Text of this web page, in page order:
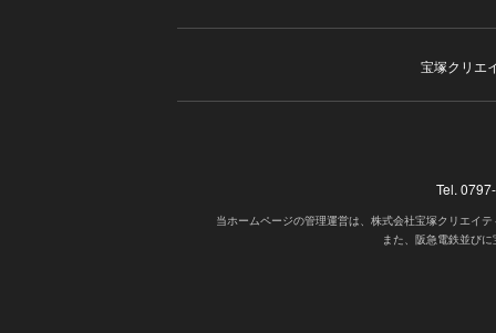
宝塚クリエ
Tel.
当ホームページの管理運営は、株式会社宝塚クリエイ
また、阪急電鉄並び